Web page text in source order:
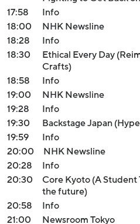
17:58
Info
18:00
NHK Newsline
18:28
Info
18:30
Ethical Every Day
Crafts)
18:58
Info
19:00
NHK Newsline
19:28
Info
19:30
Backstage Japan
19:59
Info
20:00
NHK Newsline
20:28
Info
20:30
Core Kyoto (A
the future)
20:58
Info
21:00
Newsroom Tokyo